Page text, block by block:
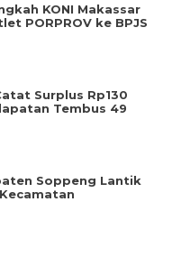
KONI Makassar
PORPROV ke BPJS
Surplus Rp130
Tembus 49
Soppeng Lantik